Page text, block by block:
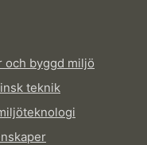
byggd miljö
teknik